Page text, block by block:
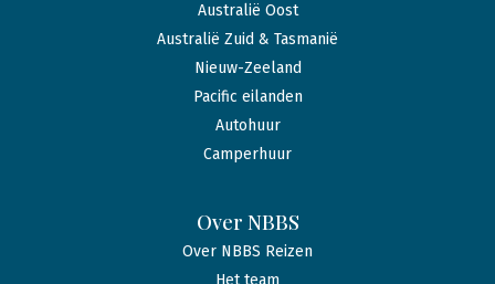
Australië Oost
Australië Zuid & Tasmanië
Nieuw-Zeeland
Pacific eilanden
Autohuur
Camperhuur
Over NBBS
Over NBBS Reizen